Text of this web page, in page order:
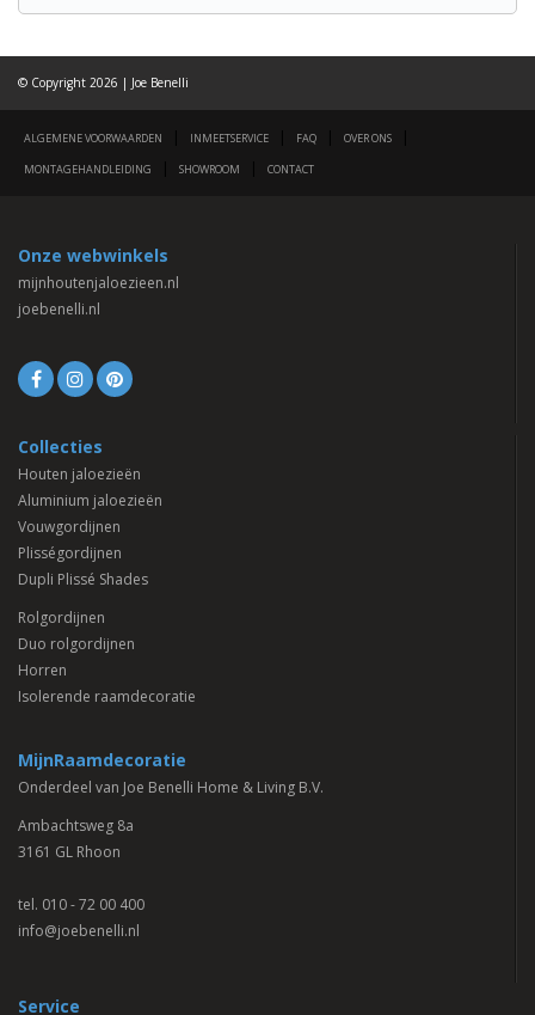
© Copyright 2026 | Joe Benelli
ALGEMENE VOORWAARDEN INMEETSERVICE FAQ OVER ONS
MONTAGEHANDLEIDING SHOWROOM CONTACT
Onze webwinkels
mijnhoutenjaloezieen.nl
joebenelli.nl
Collecties
Houten jaloezieën
Aluminium jaloezieën
Vouwgordijnen
Plisségordijnen
Dupli Plissé Shades
Rolgordijnen
Duo rolgordijnen
Horren
Isolerende raamdecoratie
MijnRaamdecoratie
Onderdeel van Joe Benelli Home & Living B.V.
Ambachtsweg 8a
3161 GL Rhoon
tel. 010 - 72 00 400
info@joebenelli.nl
Service